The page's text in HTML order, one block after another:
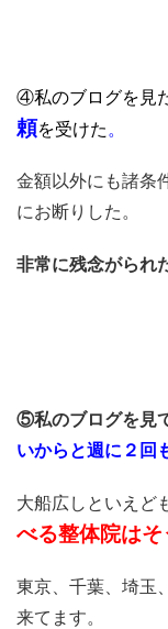
④私のブログを見
頼を受けた 。
金額以外にも諸条
にお断りした。
非常に残念がられ
⑤私のブログを見
いからと週に２回
大船広しといえど
べる整体院はそ
東京、千葉、埼玉
来てます。